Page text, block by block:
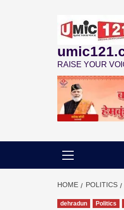
RAISE YOUR
HOME POLITICS
dehradun Politics